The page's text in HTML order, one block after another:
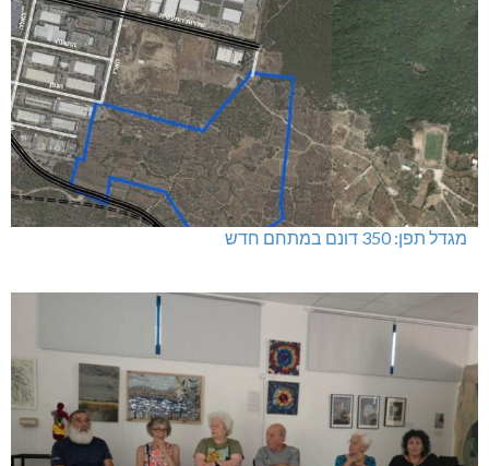
מגדל תפן: 350 דונם במתחם חדש